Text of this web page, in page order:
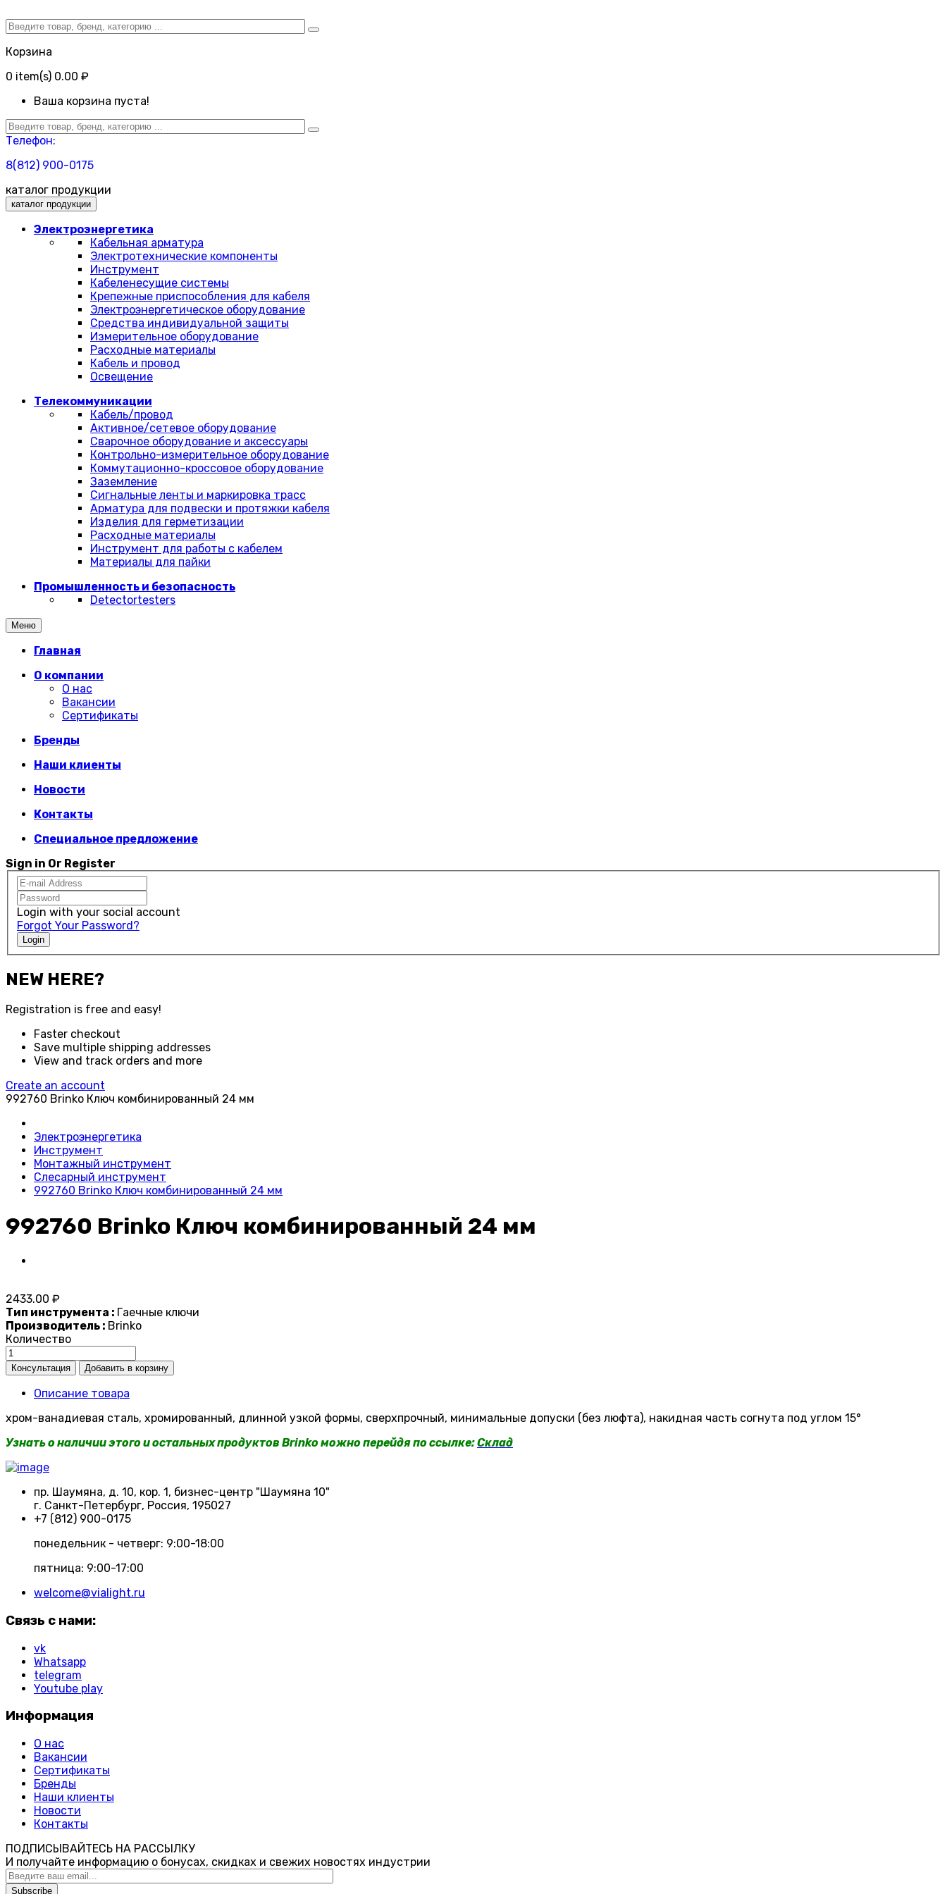
Корзина
0 item(s) 0.00 ₽
Ваша корзина пуста!
Телефон:
8(812) 900-0175
каталог продукции
каталог продукции
Электроэнергетика
Кабельная арматура
Электротехнические компоненты
Инструмент
Кабеленесущие системы
Крепежные приспособления для кабеля
Электроэнергетическое оборудование
Средства индивидуальной защиты
Измерительное оборудование
Расходные материалы
Кабель и провод
Освещение
Телекоммуникации
Кабель/провод
Активное/сетевое оборудование
Сварочное оборудование и аксессуары
Контрольно-измерительное оборудование
Коммутационно-кроссовое оборудование
Заземление
Сигнальные ленты и маркировка трасс
Арматура для подвески и протяжки кабеля
Изделия для герметизации
Расходные материалы
Инструмент для работы с кабелем
Материалы для пайки
Промышленность и безопасность
Detectortesters
Меню
Главная
О компании
О нас
Вакансии
Сертификаты
Бренды
Наши клиенты
Новости
Контакты
Специальное предложение
Sign in Or Register
Login with your social account
Forgot Your Password?
Login
NEW HERE?
Registration is free and easy!
Faster checkout
Save multiple shipping addresses
View and track orders and more
Create an account
992760 Brinko Ключ комбинированный 24 мм
Электроэнергетика
Инструмент
Монтажный инструмент
Слесарный инструмент
992760 Brinko Ключ комбинированный 24 мм
992760 Brinko Ключ комбинированный 24 мм
2433.00 ₽
Тип инструмента : Гаечные ключи
Производитель : Brinko
Количество
Описание товара
хром-ванадиевая сталь, хромированный, длинной узкой формы, сверхпрочный, минимальные допуски (без люфта), накидная часть согнута под углом 15°
Узнать о наличии этого и остальных продуктов Brinko можно перейдя по ссылке:Склад
пр. Шаумяна, д. 10, кор. 1, бизнес-центр "Шаумяна 10"
г. Санкт-Петербург, Россия, 195027
+7 (812) 900-0175
понедельник - четверг: 9:00-18:00
пятница: 9:00-17:00
welcome@vialight.ru
Связь с нами:
vk
Whatsapp
telegram
Youtube play
Информация
О нас
Вакансии
Сертификаты
Бренды
Наши клиенты
Новости
Контакты
ПОДПИСЫВАЙТЕСЬ НА РАССЫЛКУ
И получайте информацию о бонусах, скидках и свежих новостях индустрии
Subscribe